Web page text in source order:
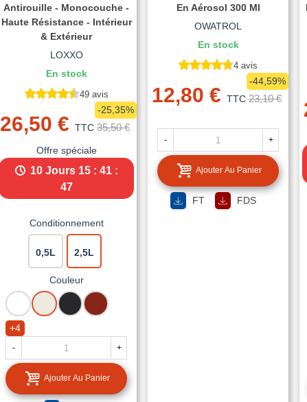
Antirouille - Monocouche -
Haute Résistance - Intérieur
& Extérieur
LOXXO
En stock
49 avis
26,50 € TTC 35,50 €
-25,35%
Offre spéciale
10 Jours 15 : 41 :
45
Conditionnement
0,5L 2,5L
Couleur
BLANC BLANC
CREME
NOIR
MAT
ROUGE
BASQUE
+4
- +
Ajouter Au Panier
En Aérosol 300 Ml
OWATROL
En stock
4 avis
12,80 € TTC 23,10 €
-44,59%
- +
Ajouter Au Panier
FT FDS